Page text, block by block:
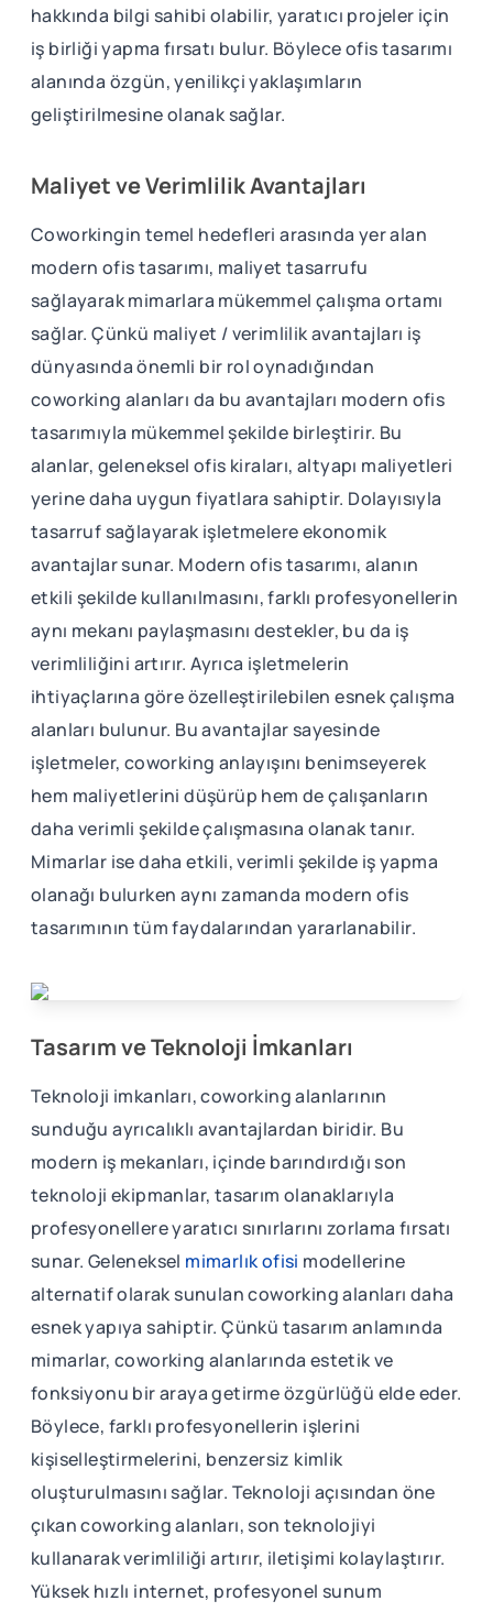
hakkında bilgi sahibi olabilir, yaratıcı projeler için
iş birliği yapma fırsatı bulur. Böylece ofis tasarımı
alanında özgün, yenilikçi yaklaşımların
geliştirilmesine olanak sağlar.
Maliyet ve Verimlilik Avantajları
Coworkingin temel hedefleri arasında yer alan
modern ofis tasarımı, maliyet tasarrufu
sağlayarak mimarlara mükemmel çalışma ortamı
sağlar. Çünkü maliyet / verimlilik avantajları iş
dünyasında önemli bir rol oynadığından
coworking alanları da bu avantajları modern ofis
tasarımıyla mükemmel şekilde birleştirir. Bu
alanlar, geleneksel ofis kiraları, altyapı maliyetleri
yerine daha uygun fiyatlara sahiptir. Dolayısıyla
tasarruf sağlayarak işletmelere ekonomik
avantajlar sunar. Modern ofis tasarımı, alanın
etkili şekilde kullanılmasını, farklı profesyonellerin
aynı mekanı paylaşmasını destekler, bu da iş
verimliliğini artırır. Ayrıca işletmelerin
ihtiyaçlarına göre özelleştirilebilen esnek çalışma
alanları bulunur. Bu avantajlar sayesinde
işletmeler, coworking anlayışını benimseyerek
hem maliyetlerini düşürüp hem de çalışanların
daha verimli şekilde çalışmasına olanak tanır.
Mimarlar ise daha etkili, verimli şekilde iş yapma
olanağı bulurken aynı zamanda modern ofis
tasarımının tüm faydalarından yararlanabilir.
Tasarım ve Teknoloji İmkanları
Teknoloji imkanları, coworking alanlarının
sunduğu ayrıcalıklı avantajlardan biridir. Bu
modern iş mekanları, içinde barındırdığı son
teknoloji ekipmanlar, tasarım olanaklarıyla
profesyonellere yaratıcı sınırlarını zorlama fırsatı
sunar. Geleneksel mimarlık ofisi modellerine
alternatif olarak sunulan coworking alanları daha
esnek yapıya sahiptir. Çünkü tasarım anlamında
mimarlar, coworking alanlarında estetik ve
fonksiyonu bir araya getirme özgürlüğü elde eder.
Böylece, farklı profesyonellerin işlerini
kişiselleştirmelerini, benzersiz kimlik
oluşturulmasını sağlar. Teknoloji açısından öne
çıkan coworking alanları, son teknolojiyi
kullanarak verimliliği artırır, iletişimi kolaylaştırır.
Yüksek hızlı internet, profesyonel sunum